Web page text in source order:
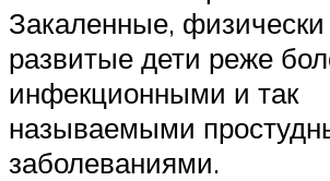
Закаленные,
развитые дети реже
инфекционными и так
называемыми
заболеваниями.